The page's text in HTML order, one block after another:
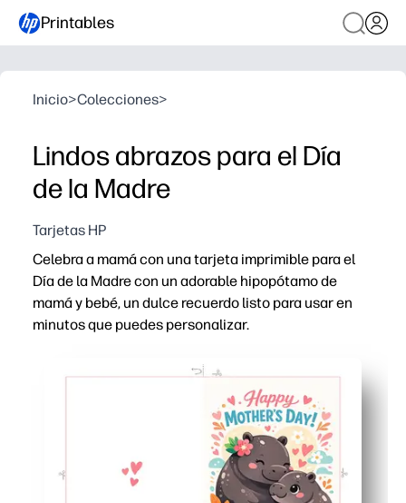
Printables
Inicio>Colecciones>
Lindos abrazos para el Día
de la Madre
Tarjetas HP
Celebra a mamá con una tarjeta imprimible para el
Día de la Madre con un adorable hipopótamo de
mamá y bebé, un dulce recuerdo listo para usar en
minutos que puedes personalizar.
Listo rápidamente: solo imprime, dobla y firma para
Involucra a los niños: el bonito arte inspira mensajes,
Flexible para las familias: imprima tantos como
Se ve muy bien en casa: las ilustraciones nítidas